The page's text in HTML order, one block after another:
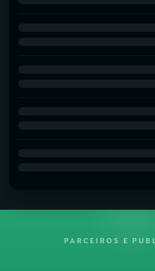
PARCEIROS E